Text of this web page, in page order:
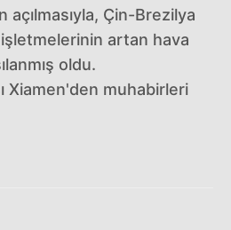
açılmasıyla, Çin-Brezilya
artan hava
oldu.
Xiamen'den muhabirleri